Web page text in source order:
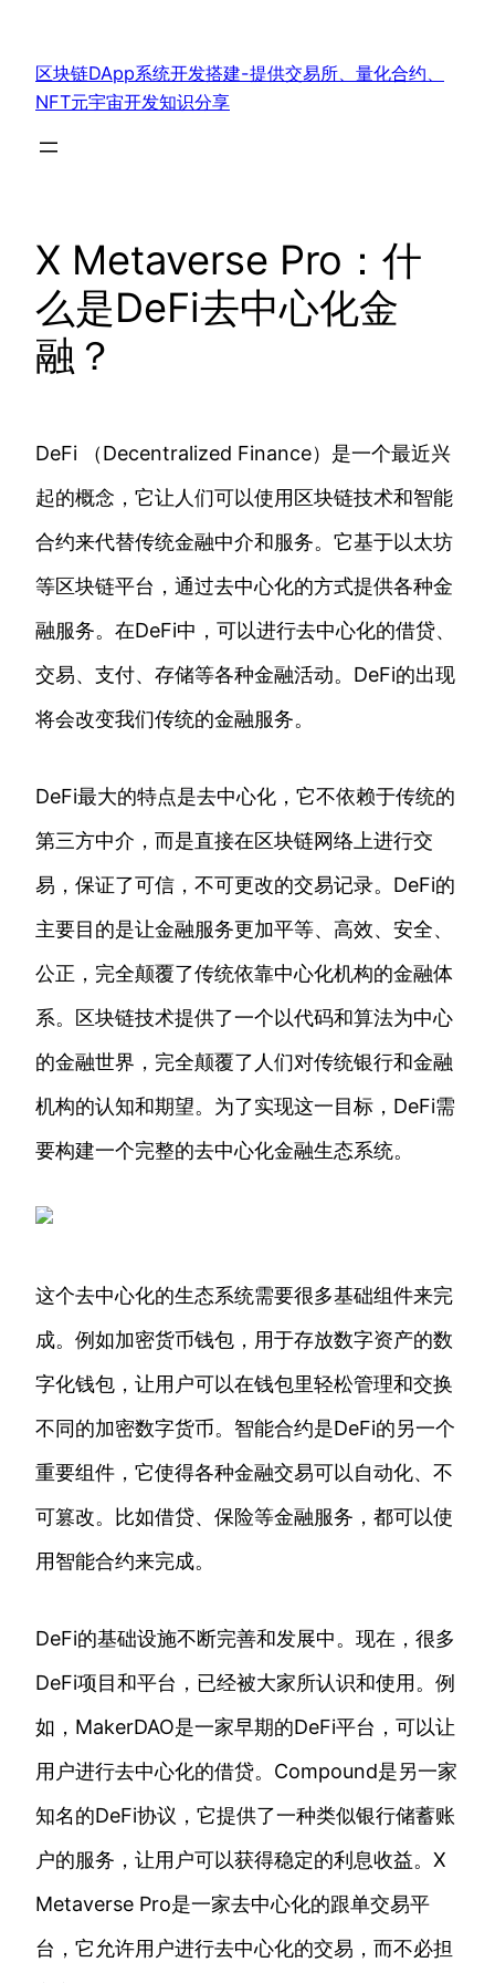
区块链DApp系统开发搭建-提供交易所、量化合约、
NFT元宇宙开发知识分享
X Metaverse Pro：什
么是DeFi去中心化金
融？
DeFi （Decentralized Finance）是一个最近兴
起的概念，它让人们可以使用区块链技术和智能
合约来代替传统金融中介和服务。它基于以太坊
等区块链平台，通过去中心化的方式提供各种金
融服务。在DeFi中，可以进行去中心化的借贷、
交易、支付、存储等各种金融活动。DeFi的出现
将会改变我们传统的金融服务。
DeFi最大的特点是去中心化，它不依赖于传统的
第三方中介，而是直接在区块链网络上进行交
易，保证了可信，不可更改的交易记录。DeFi的
主要目的是让金融服务更加平等、高效、安全、
公正，完全颠覆了传统依靠中心化机构的金融体
系。区块链技术提供了一个以代码和算法为中心
的金融世界，完全颠覆了人们对传统银行和金融
机构的认知和期望。为了实现这一目标，DeFi需
要构建一个完整的去中心化金融生态系统。
这个去中心化的生态系统需要很多基础组件来完
成。例如加密货币钱包，用于存放数字资产的数
字化钱包，让用户可以在钱包里轻松管理和交换
不同的加密数字货币。智能合约是DeFi的另一个
重要组件，它使得各种金融交易可以自动化、不
可篡改。比如借贷、保险等金融服务，都可以使
用智能合约来完成。
DeFi的基础设施不断完善和发展中。现在，很多
DeFi项目和平台，已经被大家所认识和使用。例
如，MakerDAO是一家早期的DeFi平台，可以让
用户进行去中心化的借贷。Compound是另一家
知名的DeFi协议，它提供了一种类似银行储蓄账
户的服务，让用户可以获得稳定的利息收益。X
Metaverse Pro是一家去中心化的跟单交易平
台，它允许用户进行去中心化的交易，而不必担